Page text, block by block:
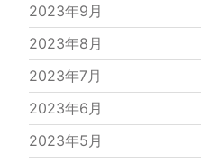
2023年9月
2023年8月
2023年7月
2023年6月
2023年5月